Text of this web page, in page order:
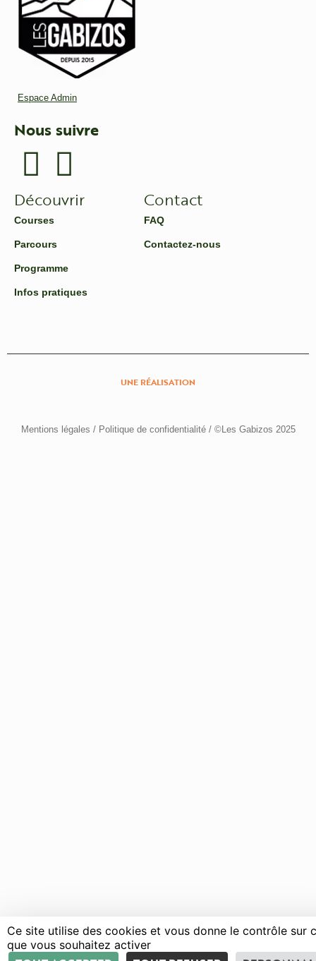
Courses Parcours Programme Infos
Espace Admin
Nous suivre
Découvrir
Courses
Parcours
Programme
Infos pratiques
Contact
FAQ
Contactez-nous
UNE RÉALISATION
Mentions légales /Politique de confidentialité/ ©Les Gabizos 2025
Ce site utilise des cookies et vous donne le contrôle sur
que vous souhaitez activer